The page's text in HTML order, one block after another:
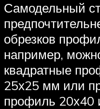
Самодельный
обрезков
например,
квадратные
25х25 мм или
профиль 20х40